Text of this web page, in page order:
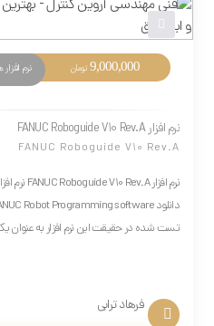
9,000,000 تومان
نرم افزار FANUC Roboguide V10 Rev.A
FANUC Roboguide V10 Rev.A
تست شده در حقیقت این نرم افزار به عنوان یک
فرهاد ترابی